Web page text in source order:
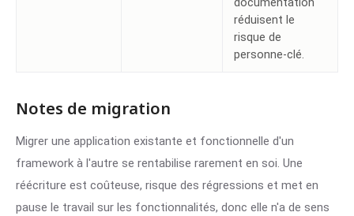
documentation
réduisent le
risque de
personne-clé.
Notes de migration
Migrer une application existante et fonctionnelle d'un
framework à l'autre se rentabilise rarement en soi. Une
réécriture est coûteuse, risque des régressions et met en
pause le travail sur les fonctionnalités, donc elle n'a de sens